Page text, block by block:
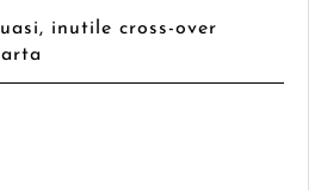
inutile cross-over